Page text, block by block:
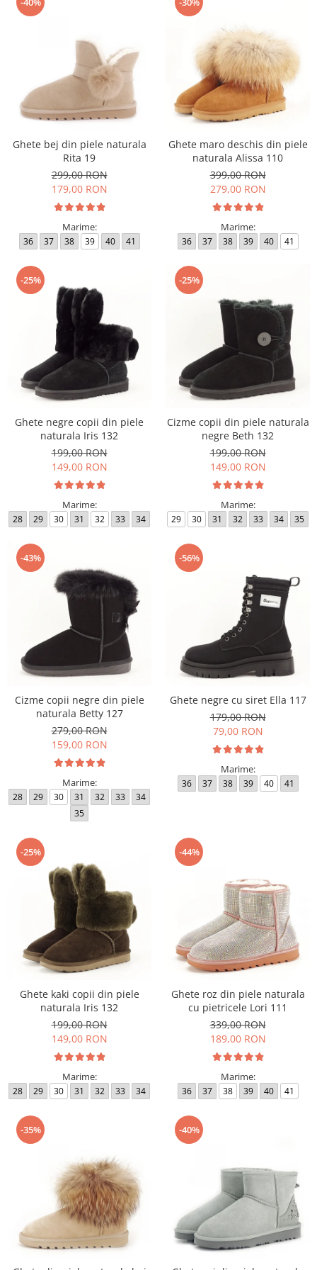
Ghete bej din piele naturala
Rita 19
299,00 RON
179,00 RON
Marime:
36 37 38 39 40 41
Ghete maro deschis din piele
naturala Alissa 110
399,00 RON
279,00 RON
Marime:
36 37 38 39 40 41
-25%
Ghete negre copii din piele
naturala Iris 132
199,00 RON
149,00 RON
Marime:
28 29 30 31 32 33 34
-25%
Cizme copii din piele naturala
negre Beth 132
199,00 RON
149,00 RON
Marime:
29 30 31 32 33 34 35
-43%
Cizme copii negre din piele
naturala Betty 127
279,00 RON
159,00 RON
Marime:
28 29 30 31 32 33
34
35
-56%
Ghete negre cu siret Ella 117
179,00 RON
79,00 RON
Marime:
36 37 38 39 40 41
-25%
Ghete kaki copii din piele
naturala Iris 132
199,00 RON
149,00 RON
Marime:
28 29 30 31 32 33 34
-44%
Ghete roz din piele naturala
cu pietricele Lori 111
339,00 RON
189,00 RON
Marime:
36 37 38 39 40 41
-35% -40%